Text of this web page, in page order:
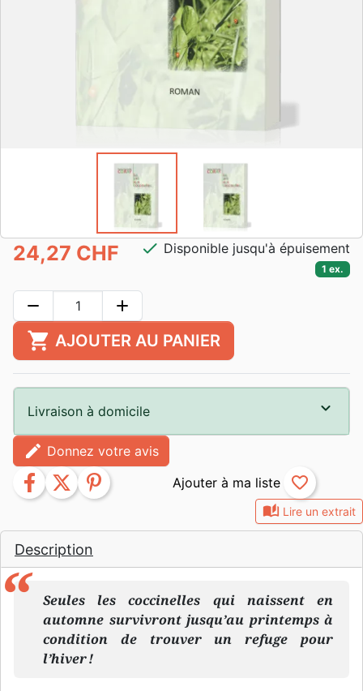
auto_stories Lire un extrait
Description
Seules les coccinelles qui naissent en
automne survivront jusqu’au printemps à
condition de trouver un refuge pour
l’hiver !
24,27 CHF check Disponible jusqu'à épuisement
1 ex.
remove add
shopping_cart AJOUTER AU PANIER
Livraison à domicile
edit Donnez votre avis
facebook twitter pinterest favorite_border